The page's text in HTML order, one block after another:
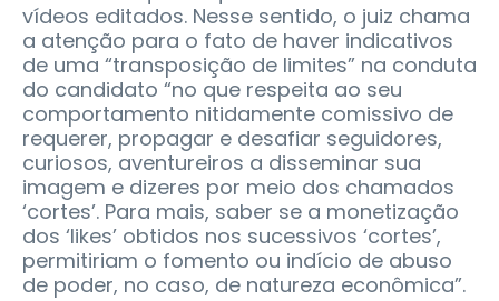
vídeos editados. Nesse sentido, o juiz chama
a atenção para o fato de haver indicativos
de uma “transposição de limites” na conduta
do candidato “no que respeita ao seu
comportamento nitidamente comissivo de
requerer, propagar e desafiar seguidores,
curiosos, aventureiros a disseminar sua
imagem e dizeres por meio dos chamados
‘cortes’. Para mais, saber se a monetização
dos ‘likes’ obtidos nos sucessivos ‘cortes’,
permitiriam o fomento ou indício de abuso
de poder, no caso, de natureza econômica”.